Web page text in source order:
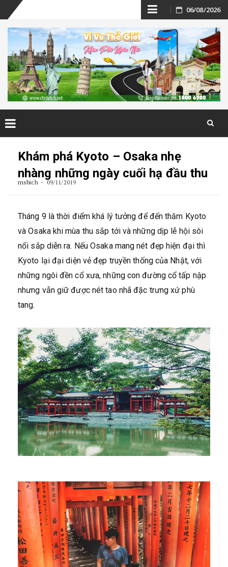
Skip
to
content
06/08/2026
Khám phá Kyoto – Osaka nhẹ
nhàng những ngày cuối hạ đầu thu
msbich 09/11/2019
Tháng 9 là thời điểm khá lý tưởng để đến thăm Kyoto
và Osaka khi mùa thu sắp tới và những dịp lễ hội sôi
nổi sắp diễn ra. Nếu Osaka mang nét đẹp hiện đại thì
Kyoto lại đại diện vẻ đẹp truyền thống của Nhật, với
những ngôi đền cổ xưa, những con đường cổ tấp nập
nhưng vẫn giữ được nét tao nhã đặc trưng xứ phù
tang.